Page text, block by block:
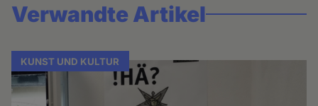
Verwandte Artikel
KUNST UND KULTUR